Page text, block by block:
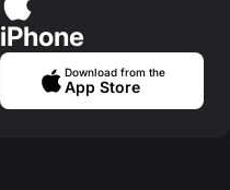
iPhone
Download from the
App Store